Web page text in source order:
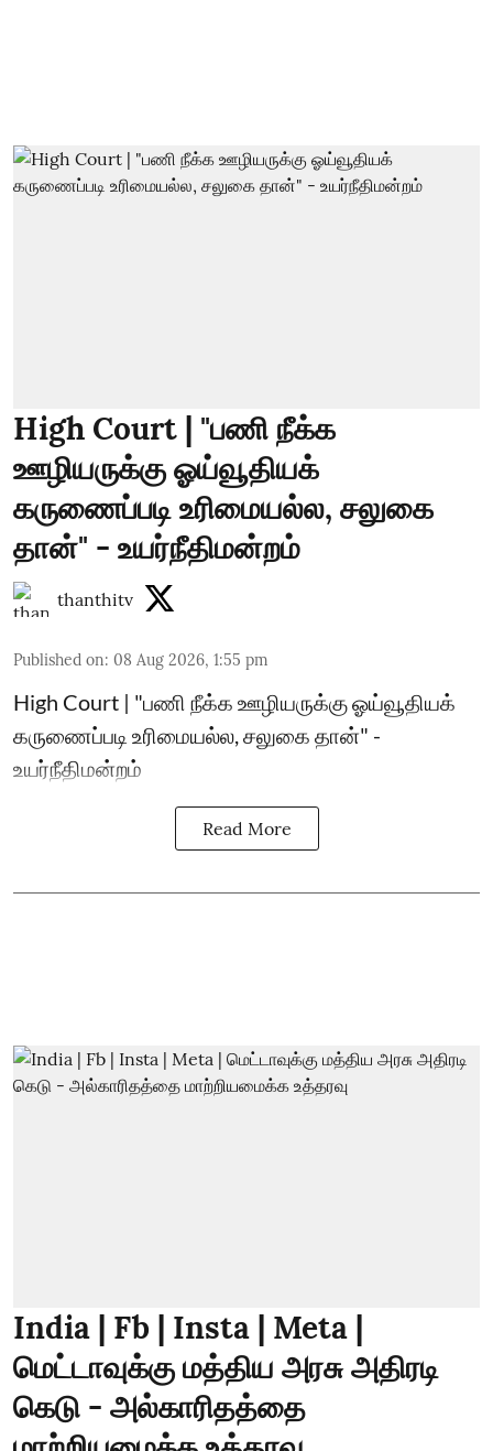
High Court | "பணி நீக்க
ஊழியருக்கு ஓய்வூதியக்
கருணைப்படி உரிமையல்ல, சலுகை
தான்" - உயர்நீதிமன்றம்
thanthitv
Published on: 08 Aug 2026, 1:55 pm
High Court | "பணி நீக்க ஊழியருக்கு ஓய்வூதியக்
கருணைப்படி உரிமையல்ல, சலுகை தான்" -
உயர்நீதிமன்றம்
Read More
India | Fb | Insta | Meta |
மெட்டாவுக்கு மத்திய அரசு அதிரடி
கெடு - அல்காரிதத்தை